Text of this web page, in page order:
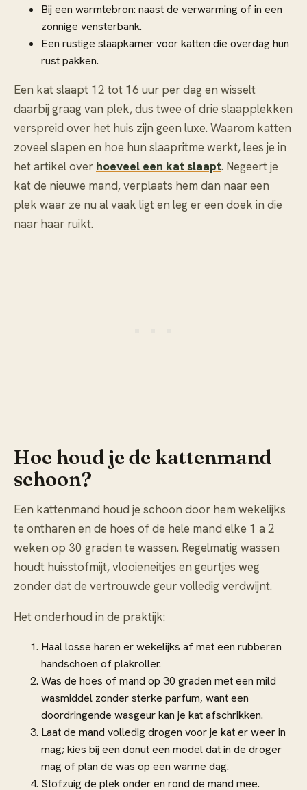
Bij een warmtebron: naast de verwarming of in een
zonnige vensterbank.
Een rustige slaapkamer voor katten die overdag hun
rust pakken.
Een kat slaapt 12 tot 16 uur per dag en wisselt
daarbij graag van plek, dus twee of drie slaapplekken
verspreid over het huis zijn geen luxe. Waarom katten
zoveel slapen en hoe hun slaapritme werkt, lees je in
het artikel over hoeveel een kat slaapt. Negeert je
kat de nieuwe mand, verplaats hem dan naar een
plek waar ze nu al vaak ligt en leg er een doek in die
naar haar ruikt.
Hoe houd je de kattenmand
schoon?
Een kattenmand houd je schoon door hem wekelijks
te ontharen en de hoes of de hele mand elke 1 a 2
weken op 30 graden te wassen. Regelmatig wassen
houdt huisstofmijt, vlooieneitjes en geurtjes weg
zonder dat de vertrouwde geur volledig verdwijnt.
Het onderhoud in de praktijk:
Haal losse haren er wekelijks af met een rubberen
handschoen of plakroller.
Was de hoes of mand op 30 graden met een mild
wasmiddel zonder sterke parfum, want een
doordringende wasgeur kan je kat afschrikken.
Laat de mand volledig drogen voor je kat er weer in
mag; kies bij een donut een model dat in de droger
mag of plan de was op een warme dag.
Stofzuig de plek onder en rond de mand mee.